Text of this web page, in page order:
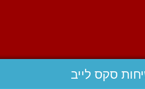
סקס לייב